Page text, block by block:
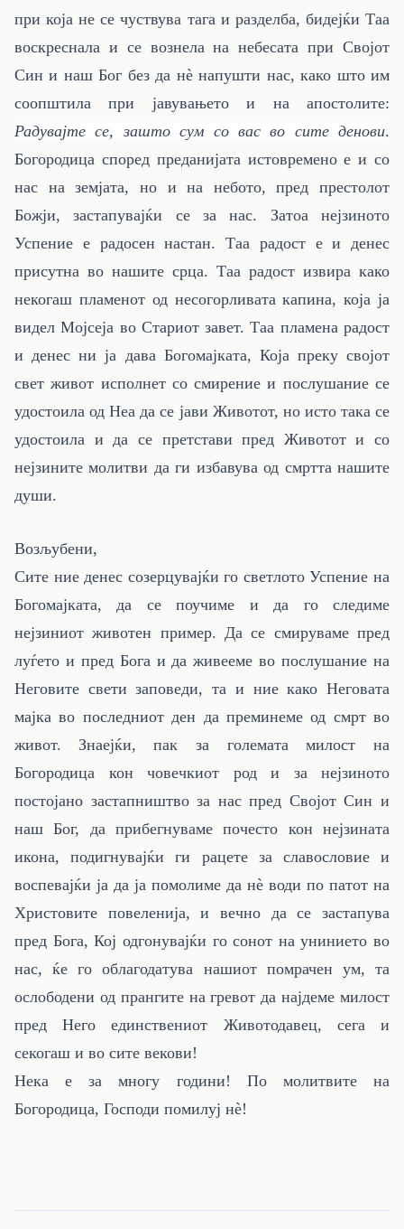
при која не се чуствува тага и разделба, бидејќи Таа
воскреснала и се вознела на небесата при Својот
Син и наш Бог без да нè напушти нас, како што им
соопштила при јавувањето и на апостолите:
Радувајте се, зашто сум со вас во сите денови.
Богородица според преданијата истовремено е и со
нас на земјата, но и на небото, пред престолот
Божји, застапувајќи се за нас. Затоа нејзиното
Успение е радосен настан. Таа радост е и денес
присутна во нашите срца. Таа радост извира како
некогаш пламенот од несогорливата капина, која ја
видел Мојсеја во Стариот завет. Таа пламена радост
и денес ни ја дава Богомајката, Која преку својот
свет живот исполнет со смирение и послушание се
удостоила од Неа да се јави Животот, но исто така се
удостоила и да се претстави пред Животот и со
нејзините молитви да ги избавува од смртта нашите
души.
Возљубени,
Сите ние денес созерцувајќи го светлото Успение на
Богомајката, да се поучиме и да го следиме
нејзиниот животен пример. Да се смируваме пред
луѓето и пред Бога и да живееме во послушание на
Неговите свети заповеди, та и ние како Неговата
мајка во последниот ден да преминеме од смрт во
живот.
Знаејќи, пак за големата милост на
Богородица кон човечкиот род и за нејзиното
постојано застапништво за нас пред Својот Син и
наш Бог, да прибегнуваме почесто кон нејзината
икона, подигнувајќи ги рацете за славословие и
воспевајќи ја да ја помолиме да нè води по патот на
Христовите повеленија, и вечно да се застапува
пред Бога, Кој одгонувајќи го сонот на унинието во
нас, ќе го облагодатува нашиот помрачен ум, та
ослободени од прангите на гревот да најдеме милост
пред Него единствениот Животодавец, сега и
секогаш и во сите векови!
Нека е за многу години! По молитвите на
Богородица, Господи помилуј нè!